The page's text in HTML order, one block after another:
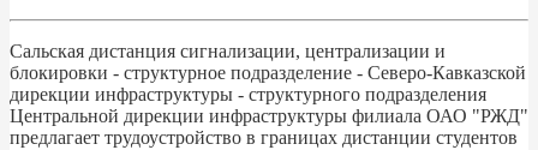
Сальская дистанция сигнализации, централизации и
блокировки - структурное подразделение - Северо-Кавказской
дирекции инфраструктуры - структурного подразделения
Центральной дирекции инфраструктуры филиала ОАО "РЖД"
предлагает трудоустройство в границах дистанции студентов